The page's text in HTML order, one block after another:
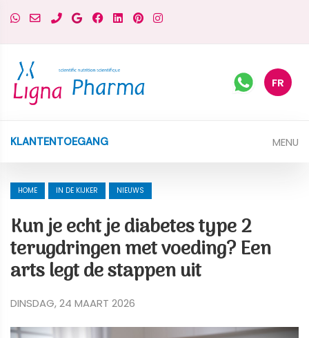
FR
KLANTENTOEGANG MENU
HOME IN DE KIJKER NIEUWS
Kun je echt je diabetes type 2
terugdringen met voeding? Een
arts legt de stappen uit
DINSDAG, 24 MAART 2026